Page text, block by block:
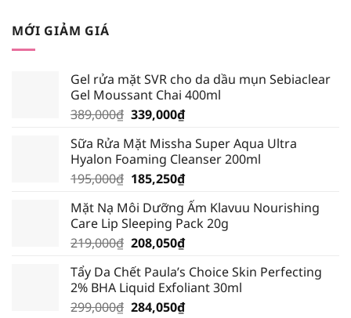
MỚI GIẢM GIÁ
Gel rửa mặt SVR cho da dầu mụn Sebiaclear
Gel Moussant Chai 400ml
389,000₫ Giá
là:
389,000₫.
339,000₫Giá
tại
là:
339,000₫.
Sữa Rửa Mặt Missha Super Aqua Ultra
Hyalon Foaming Cleanser 200ml
195,000₫ Giá
là:
195,000₫.
185,250₫Giá
tại
là:
185,250₫.
Mặt Nạ Môi Dưỡng Ẩm Klavuu Nourishing
Care Lip Sleeping Pack 20g
219,000₫ Giá
là:
219,000₫.
208,050₫Giá
tại
là:
208,050₫.
Tẩy Da Chết Paula’s Choice Skin Perfecting
2% BHA Liquid Exfoliant 30ml
299,000₫ Giá
284,050₫Giá